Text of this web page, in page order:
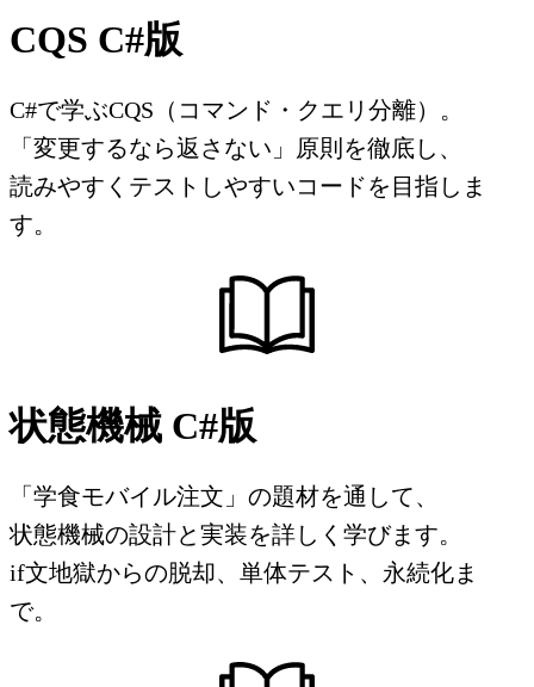
CQS C#版
C#で学ぶCQS（コマンド・クエリ分離）。
「変更するなら返さない」原則を徹底し、
読みやすくテストしやすいコードを目指しま
す。
状態機械 C#版
「学食モバイル注文」の題材を通して、
状態機械の設計と実装を詳しく学びます。
if文地獄からの脱却、単体テスト、永続化ま
で。